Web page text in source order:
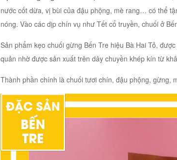
nước cốt dừa, vị bùi của đậu phộng, mè rang… có thể
nóng. Vào các dịp chín vụ như Tết cổ truyền, chuối ở
Sản phẩm kẹo chuối gừng Bến Tre hiệu Bà Hai Tỏ,
quản nhờ được sản xuất trên dây chuyền khép kín từ
Thành phần chính là chuối tươi chín, đậu phộng, gừng,